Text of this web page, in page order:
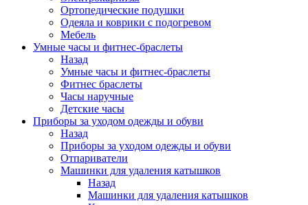
Ортопедические подушки
Одеяла и коврики с подогревом
Мебель
Умные часы и фитнес-браслеты
Назад
Умные часы и фитнес-браслеты
Фитнес браслеты
Часы наручные
Детские часы
Приборы за уходом одежды и обуви
Назад
Приборы за уходом одежды и обуви
Отпариватели
Машинки для удаления катышков
Назад
Машинки для удаления катышков